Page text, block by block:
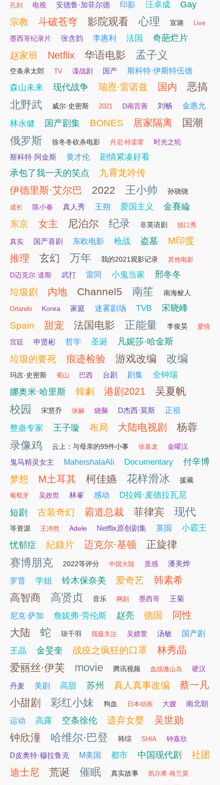
孔刘 电视 安德鲁·加菲尔德 印影 汪卓成 Gay
宗教 斗破苍穹 影院观看 心理 宣璐 Live
墨西哥纪录片 张含韵 李惠利 法国 奇葩烂片
赵家班 Netflix 华语电影 孟子义
空条承太郎 TV 谍战剧 国产 斯科特·伊斯特伍德
森山未来 现代战争 瑞恩·雷诺兹 国内 恶搞
北野武 威尔·史密斯 2021 D南宫善 刘畅 金惠允
林永健 国产剧集 BONES 居家隔离 国潮
俄罗斯 徐冬冬砍杀电影 丹尼·特雷霍 时光之轮
斯科特·阿金斯 黄才伦 剧情紧凑好看
承包了我一天的笑点 九霄龙吟传
伊德里斯·艾尔巴 2022 王小帅 孙骁骁
成长 陈小春 真人秀 王朔 爱国主义 金賽綸
东京 女主 尼泊尔 纪录 非英语剧 脱口秀
真实 国产喜剧 东欧电影 枪战 盗墓 M印度
推理 玄幻 万年 我的2021观影记录 其他电影
D迈克尔·道斯 武打 雷同 小鬼当家 邢冬冬
垃圾剧 内地 Channel5 南笙 南海鲛人
Orlando Korea 家庭 迷雾剧场 TVB 宋晓峰
Spain 甜宠 法国电影 正能量 李俊昊 爱情
宫廷 申贤彬 哲学 圣诞 凡妮莎·哈金斯
垃圾的要死 痕迹检验 游戏改编 改编
玛吉·史密斯 蜀山 巴西 台剧 剧集 全钟瑞
娜奥米·哈里斯 韓劇 港剧2021 吴夏帆
校园 宋慧乔 张赫 烧脑 D杰西·莫斯 正祖
整蛊专家 王子璇 布局 大陆电视剧 杨蓉
录像鸡 云上：与母亲的99件小事 张基龙 金曜汉
鬼马精灵女主 MahershalaAli Documentary 付辛博
梦想 M土耳其 柯佳嬿 花样滑冰 援藏
葡萄牙 吴政世 林峯 感动 D拉姆·麦德拉瓦尼
短剧 古装奇幻 霸道总裁 菲律宾 现代
等资源 王沛然 Adele Netflix原创剧集 英国 小霸王
忧郁症 紀錄片 迈克尔·基顿 正旋律
赛博朋克 2022等评分 中国大陆 质感 潘美烨
罗晋 学姐 铃木保奈美 爱奇艺 韩素希
高智商 高贤贞 音乐 网剧 墨西哥 王菊
尼克·萨加 詹妮弗·劳伦斯 赵亮 德国 同性
大陆 蛇 琰千羽 我最关注 吴婧萱 汤敏 国产剧
王晶 金旻奎 战疫之疯狂的口罩 林秀晶
爱丽丝·伊芙 movie 腾讯视频 血战微山岛 硬汉
丹麦 美剧 高甜 苏州 真人真事改编 蔡一凡
小甜剧 彩红小妹 狗血 日本动画 大嫂 南北朝
运动 高露 空条徐伦 遗弃女婴 吴世勋
钟欣潼 哈维尔·巴登 韩综 SHIA 钟嘉欣
D皮奥特·穆拉鲁克 M美国 都市 中国现代剧 社团
迪士尼 荒诞 催眠 真实故事 凯尔希·格兰莫